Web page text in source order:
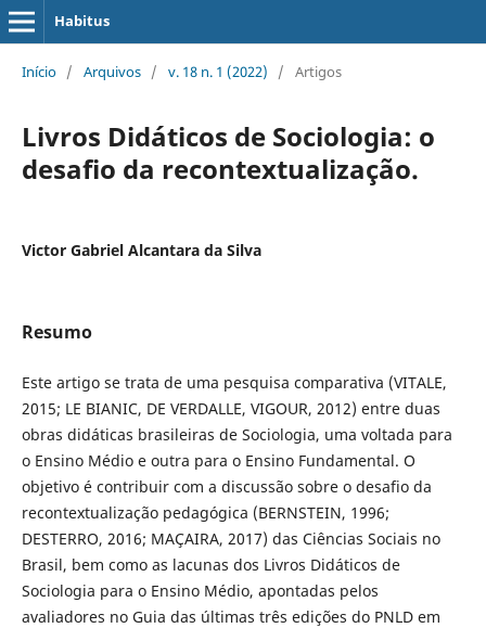
Habitus
Início / Arquivos / v. 18 n. 1 (2022) / Artigos
Livros Didáticos de Sociologia: o
desafio da recontextualização.
Victor Gabriel Alcantara da Silva
Resumo
Este artigo se trata de uma pesquisa comparativa (VITALE,
2015; LE BIANIC, DE VERDALLE, VIGOUR, 2012) entre duas
obras didáticas brasileiras de Sociologia, uma voltada para
o Ensino Médio e outra para o Ensino Fundamental. O
objetivo é contribuir com a discussão sobre o desafio da
recontextualização pedagógica (BERNSTEIN, 1996;
DESTERRO, 2016; MAÇAIRA, 2017) das Ciências Sociais no
Brasil, bem como as lacunas dos Livros Didáticos de
Sociologia para o Ensino Médio, apontadas pelos
avaliadores no Guia das últimas três edições do PNLD em